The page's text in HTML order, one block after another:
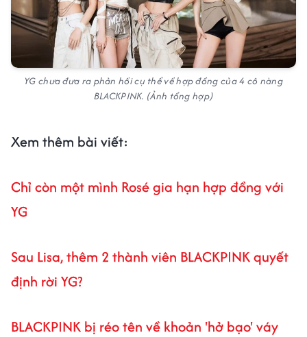
YG chưa đưa ra phản hồi cụ thể về hợp đồng của 4 cô nàng
BLACKPINK. (Ảnh tổng hợp)
Xem thêm bài viết:
Chỉ còn một mình Rosé gia hạn hợp đồng với
YG
Sau Lisa, thêm 2 thành viên BLACKPINK quyết
định rời YG?
BLACKPINK bị réo tên về khoản 'hở bạo' váy